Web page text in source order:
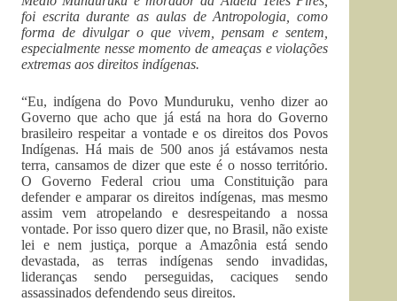
foi escrita durante as aulas de Antropologia, como
forma de divulgar o que vivem, pensam e sentem,
especialmente nesse momento de ameaças e violações
extremas aos direitos indígenas.
“Eu, indígena do Povo Munduruku, venho dizer ao
Governo que acho que já está na hora do Governo
brasileiro respeitar a vontade e os direitos dos Povos
Indígenas. Há mais de 500 anos já estávamos nesta
terra, cansamos de dizer que este é o nosso território.
O Governo Federal criou uma Constituição para
defender e amparar os direitos indígenas, mas mesmo
assim vem atropelando e desrespeitando a nossa
vontade. Por isso quero dizer que, no Brasil, não existe
lei e nem justiça, porque a Amazônia está sendo
devastada, as terras indígenas sendo invadidas,
lideranças sendo perseguidas, caciques sendo
assassinados defendendo seus direitos.